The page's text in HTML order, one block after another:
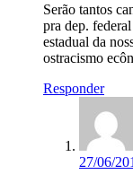
Serão tantos
pra dep.
estadual da
ostracismo
Responder
27/06/